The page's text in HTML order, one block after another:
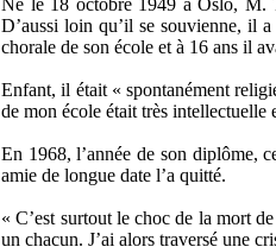
Né le 18 octobre 1949 à Oslo, M.
D’aussi loin qu’il se souvienne, il
chorale de son école et à 16 ans il
Enfant, il était « spontanément
de mon école était très
En 1968, l’année de son diplôme,
amie de longue date l’a quitté.
« C’est surtout le choc de la mort
un chacun. J’ai alors traversé une